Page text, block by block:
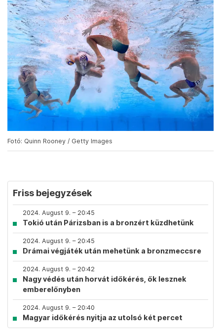
Fotó: Quinn Rooney / Getty Images
Friss bejegyzések
2024. August 9. – 20:45
Tokió után Párizsban is a bronzért küzdhetünk
2024. August 9. – 20:45
Drámai végjáték után mehetünk a bronzmeccsre
2024. August 9. – 20:42
Nagy védés után horvát időkérés, ők lesznek
emberelőnyben
2024. August 9. – 20:40
Magyar időkérés nyitja az utolsó két percet